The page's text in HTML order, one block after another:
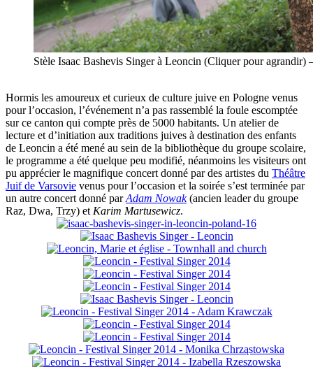
Stèle Isaac Bashevis Singer à Leoncin (Cliquer pour
Hormis les amoureux et curieux de culture juive en Pologne venus
pour l’occasion, l’événement n’a pas rassemblé la foule escomptée
sur ce canton qui compte près de 5000 habitants. Un atelier de
lecture et d’initiation aux traditions juives à destination des enfants
de Leoncin a été mené au sein de la bibliothèque du groupe scolaire,
le programme a été quelque peu modifié, néanmoins les visiteurs ont
pu apprécier le magnifique concert donné par des artistes du Théâtre
Juif de Varsovie venus pour l’occasion et la soirée s’est terminée par
un autre concert donné parAdam Nowak(ancien leader du groupe
Raz, Dwa, Trzy) et Karim Martusewicz.